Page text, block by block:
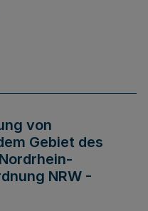
von
Gebiet des
NRW -